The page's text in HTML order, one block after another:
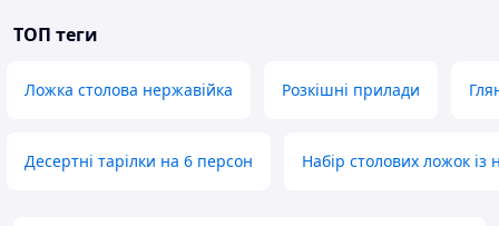
ТОП теги
Ложка столова нержавійка Розкішні прилади
Десертні тарілки на 6 персон Набір столових ложок із